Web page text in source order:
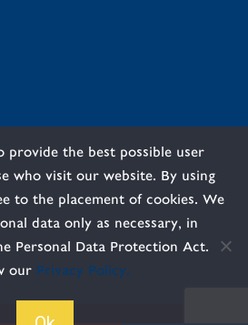
provide the best possible user
who visit our website. By using
to the placement of cookies. We
data only as necessary, in
Personal Data Protection Act.
our Privacy Policy.